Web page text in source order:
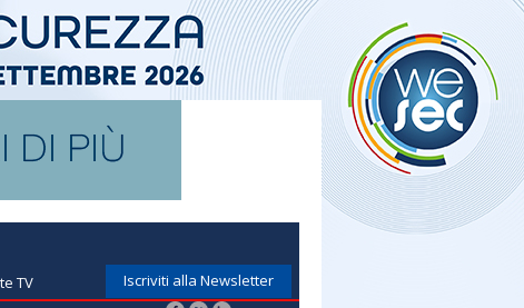
TV Iscriviti alla Newsletter